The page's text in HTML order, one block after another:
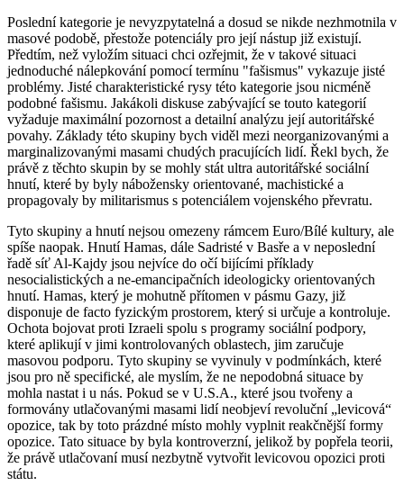
Poslední kategorie je nevyzpytatelná a dosud se nikde nezhmotnila v
masové podobě, přestože potenciály pro její nástup již existují.
Předtím, než vyložím situaci chci ozřejmit, že v takové situaci
jednoduché nálepkování pomocí termínu "fašismus" vykazuje jisté
problémy. Jisté charakteristické rysy této kategorie jsou nicméně
podobné fašismu. Jakákoli diskuse zabývající se touto kategorií
vyžaduje maximální pozornost a detailní analýzu její autoritářské
povahy. Základy této skupiny bych viděl mezi neorganizovanými a
marginalizovanými masami chudých pracujících lidí. Řekl bych, že
právě z těchto skupin by se mohly stát ultra autoritářské sociální
hnutí, které by byly nábožensky orientované, machistické a
propagovaly by militarismus s potenciálem vojenského převratu.
Tyto skupiny a hnutí nejsou omezeny rámcem Euro/Bílé kultury, ale
spíše naopak. Hnutí Hamas, dále Sadristé v Basře a v neposlední
řadě síť Al-Kajdy jsou nejvíce do očí bijícími příklady
nesocialistických a ne-emancipačních ideologicky orientovaných
hnutí. Hamas, který je mohutně přítomen v pásmu Gazy, již
disponuje de facto fyzickým prostorem, který si určuje a kontroluje.
Ochota bojovat proti Izraeli spolu s programy sociální podpory,
které aplikují v jimi kontrolovaných oblastech, jim zaručuje
masovou podporu. Tyto skupiny se vyvinuly v podmínkách, které
jsou pro ně specifické, ale myslím, že ne nepodobná situace by
mohla nastat i u nás. Pokud se v U.S.A., které jsou tvořeny a
formovány utlačovanými masami lidí neobjeví revoluční „levicová“
opozice, tak by toto prázdné místo mohly vyplnit reakčnější formy
opozice. Tato situace by byla kontroverzní, jelikož by popřela teorii,
že právě utlačovaní musí nezbytně vytvořit levicovou opozici proti
státu.